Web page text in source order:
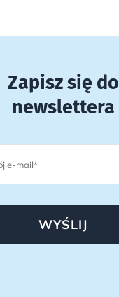
Zapisz się do
newslettera
WYŚLIJ